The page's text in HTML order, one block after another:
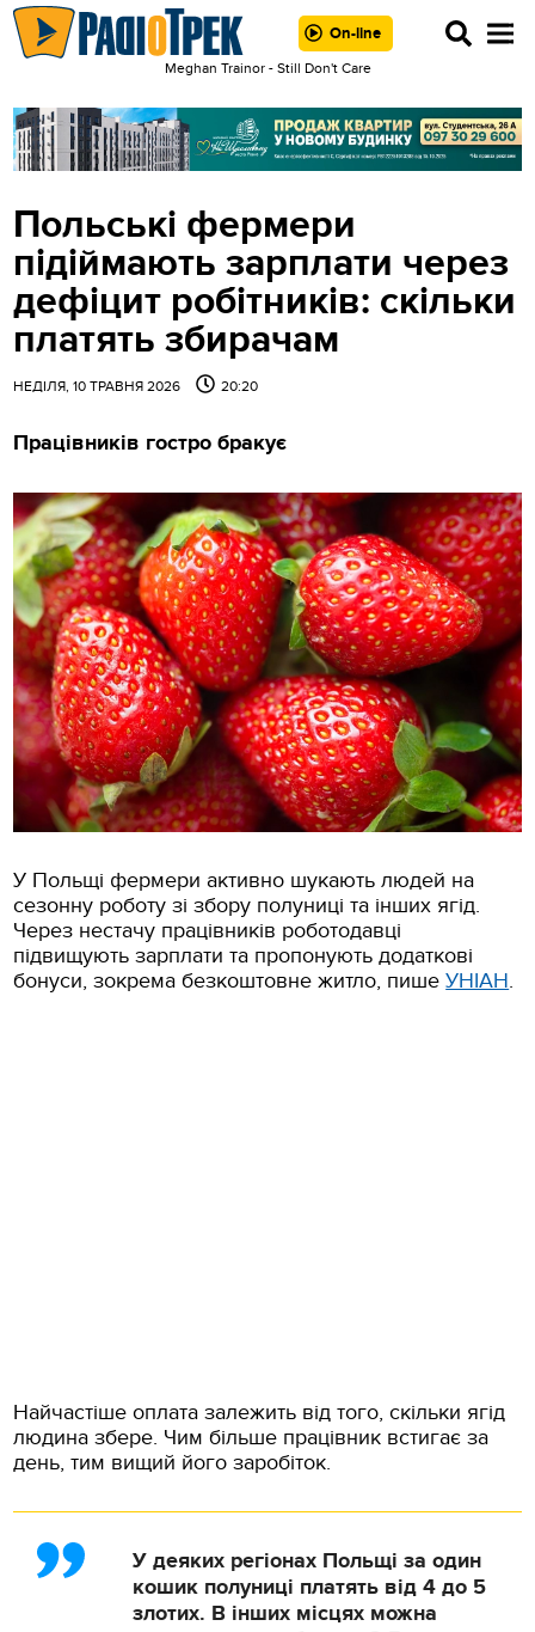
On-line
Meghan Trainor - Still Don't Care
Польські фермери
підіймають зарплати через
дефіцит робітників: скільки
платять збирачам
НЕДІЛЯ, 10 ТРАВНЯ 2026 20:20
Працівників гостро бракує
У Польщі фермери активно шукають людей на
сезонну роботу зі збору полуниці та інших ягід.
Через нестачу працівників роботодавці
підвищують зарплати та пропонують додаткові
бонуси, зокрема безкоштовне житло, пишеУНІАН.
Найчастіше оплата залежить від того, скільки ягід
людина збере. Чим більше працівник встигає за
день, тим вищий його заробіток.
У деяких регіонах Польщі за один
кошик полуниці платять від 4 до 5
злотих. В інших місцях можна